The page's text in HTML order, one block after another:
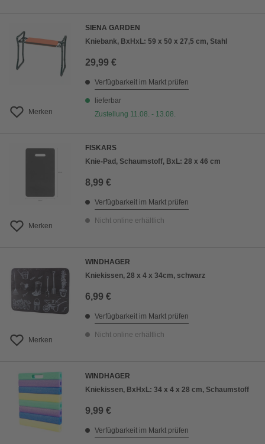
Merken
SIENA GARDEN
Kniebank, BxHxL: 59 x 50 x 27,5 cm, Stahl
29,99 €
Verfügbarkeit im Markt prüfen
lieferbar
Zustellung 11.08. - 13.08.
Merken
FISKARS
Knie-Pad, Schaumstoff, BxL: 28 x 46 cm
8,99 €
Verfügbarkeit im Markt prüfen
Nicht online erhältlich
Merken
WINDHAGER
Kniekissen, 28 x 4 x 34cm, schwarz
6,99 €
Verfügbarkeit im Markt prüfen
Nicht online erhältlich
WINDHAGER
Kniekissen, BxHxL: 34 x 4 x 28 cm, Schaumstoff
9,99 €
Verfügbarkeit im Markt prüfen